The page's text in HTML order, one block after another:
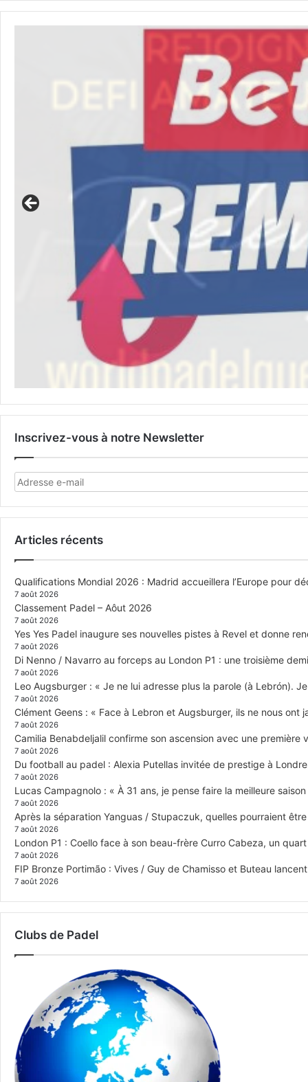
Inscrivez-vous à notre Newsletter
Articles récents
Qualifications Mondial 2026 : Madrid accueillera l’Europe pour
7 août 2026
Classement Padel – Aôut 2026
7 août 2026
Yes Yes Padel inaugure ses nouvelles pistes à Revel et donne
7 août 2026
Di Nenno / Navarro au forceps au London P1 : une troisième
7 août 2026
Leo Augsburger : « Je ne lui adresse plus la parole (à Lebrón).
7 août 2026
Clément Geens : « Face à Lebron et Augsburger, ils ne nous ont
7 août 2026
Camilia Benabdeljalil confirme son ascension avec une première
7 août 2026
Du football au padel : Alexia Putellas invitée de prestige à
7 août 2026
Lucas Campagnolo : « À 31 ans, je pense faire la meilleure
7 août 2026
Après la séparation Yanguas / Stupaczuk, quelles pourraient
7 août 2026
London P1 : Coello face à son beau-frère Curro Cabeza, un
7 août 2026
FIP Bronze Portimão : Vives / Guy de Chamisso et Buteau
7 août 2026
Clubs de Padel